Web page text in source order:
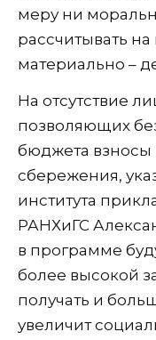
меру ни
рассчитывать
материально –
На отсутствие
позволяющих
бюджета
сбережения,
института
РАНХиГС
в программе
более высокой
получать и
увеличит